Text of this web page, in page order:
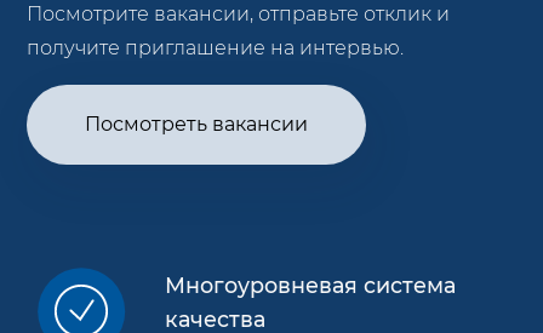
Посмотрите вакансии, отправьте отклик и
получите приглашение на интервью.
Посмотреть вакансии
Многоуровневая система
качества